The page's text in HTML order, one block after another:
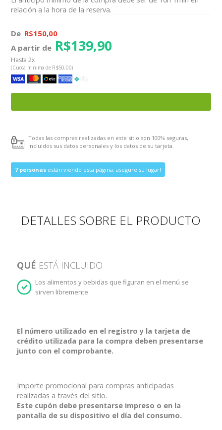
relación a la hora de la reserva.
De R$150,00
A partir de R$139,90
Hasta 2x
(Cuota minima de R$50,00)
Todas las compras realizadas en este sitio son 100% seguras,
incluidos sus datos personales y los datos de su tarjeta.
7 personas están viendo esta página, asegure su lugar!
DETALLES SOBRE EL PRODUCTO
QUÉ ESTÁ INCLUIDO
Los alimentos y bebidas que figuran en el menú se
sirven libremente
El número utilizado en el registro y la tarjeta de
crédito utilizada para la compra deben presentarse
junto con el comprobante.
Importe promocional para compras anticipadas
realizadas a través del sitio.
Este cupón debe presentarse impreso o en la
pantalla de su dispositivo el día del consumo.